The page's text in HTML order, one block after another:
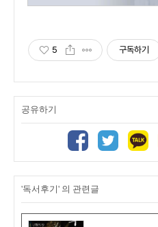
5 구독하기
공유하기
'독서후기' 의 관련글